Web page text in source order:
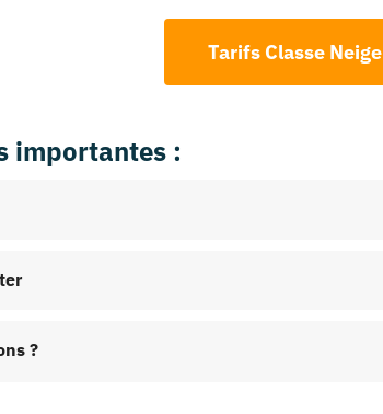
Tarifs Classe Neige
importantes :
?